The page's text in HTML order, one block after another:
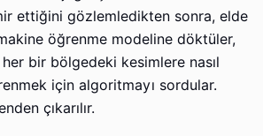
ettiğini gözlemledikten sonra, elde
öğrenme modeline döktüler,
bir bölgedeki kesimlere nasıl
için algoritmayı sordular.
çıkarılır.